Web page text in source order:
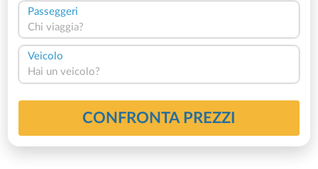
Passeggeri
Chi viaggia?
Veicolo
Hai un veicolo?
CONFRONTA PREZZI